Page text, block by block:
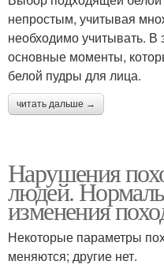
непростым, учитывая
необходимо учитывать. В
основные моменты,
белой пудры для лица.
читать дальше →
Нарушения
людей.
изменения
Некоторые параметры
меняются; другие нет.